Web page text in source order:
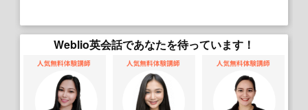
Weblio英会話であなたを待っています！